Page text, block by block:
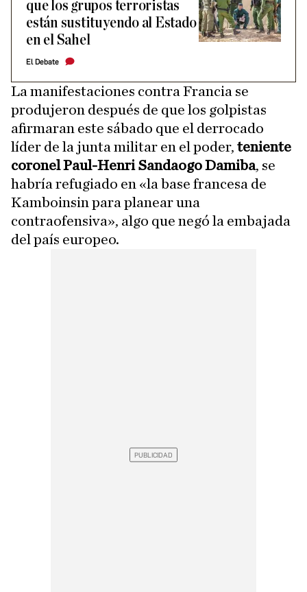
que los grupos terroristas
están sustituyendo al Estado
en el Sahel
El Debate
La manifestaciones contra Francia se
produjeron después de que los golpistas
afirmaran este sábado que el derrocado
líder de la junta militar en el poder, teniente
coronel Paul-Henri Sandaogo Damiba, se
habría refugiado en «la base francesa de
Kamboinsin para planear una
contraofensiva», algo que negó la embajada
del país europeo.